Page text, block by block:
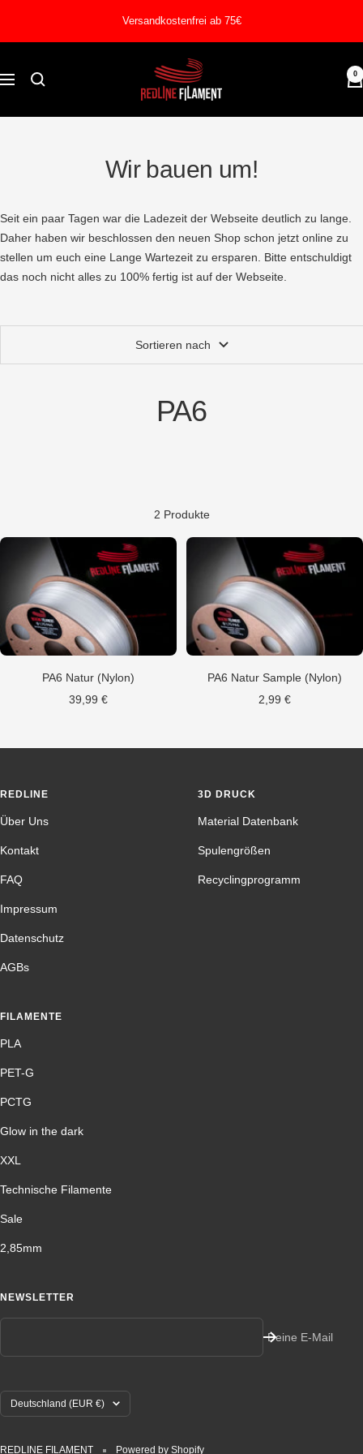
Versandkostenfrei ab 75€
Navigation
REDLINE
FILAMENT
0
Wir bauen um!
Seit ein paar Tagen war die Ladezeit der Webseite deutlich zu lange.
Daher haben wir beschlossen den neuen Shop schon jetzt online zu
stellen um euch eine Lange Wartezeit zu ersparen. Bitte entschuldigt
das noch nicht alles zu 100% fertig ist auf der Webseite.
Sortieren nach
PA6
2 Produkte
PA6 Natur (Nylon)
Angebotspreis
39,99 €
PA6 Natur Sample (Nylon)
Angebotspreis
2,99 €
REDLINE
Über Uns
Kontakt
FAQ
Impressum
Datenschutz
AGBs
3D DRUCK
Material Datenbank
Spulengrößen
Recyclingprogramm
FILAMENTE
PLA
PET-G
PCTG
Glow in the dark
XXL
Technische Filamente
Sale
2,85mm
NEWSLETTER
Deine E-Mail
Land/Region
Deutschland (EUR €)
REDLINE FILAMENT Powered by Shopify